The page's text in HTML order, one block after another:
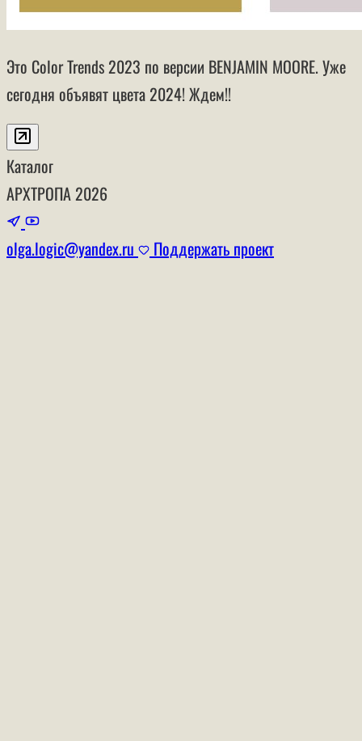
Это Color Trends 2023 по версии BENJAMIN MOORE. Уже
сегодня объявят цвета 2024! Ждем!!
Каталог
АРХТРОПА 2026
olga.logic@yandex.ru Поддержать проект